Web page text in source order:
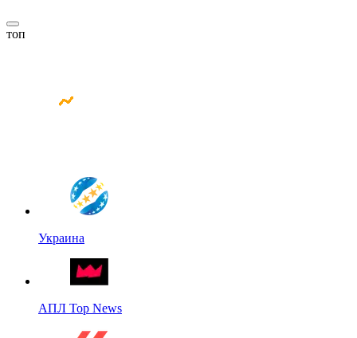
топ
Украина
АПЛ Top News